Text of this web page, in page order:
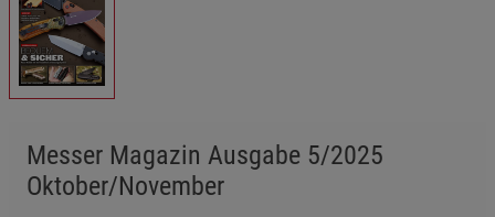
Messer Magazin Ausgabe 5/2025
Oktober/November